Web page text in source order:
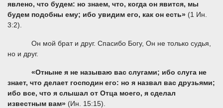
явлено, что будем: но знаем, что, когда он явится, мы
будем подобны ему; ибо увидим его, как он есть» (1 Ин.
3:2).
Он мой брат и друг. Спасибо Богу, Он не только судья,
но и друг.
«Отныне я не называю вас слугами; ибо слуга не
знает, что делает господин его: но я назвал вас друзьями;
ибо все, что я слышал от Отца моего, я сделал
известным вам» (Ин. 15:15).